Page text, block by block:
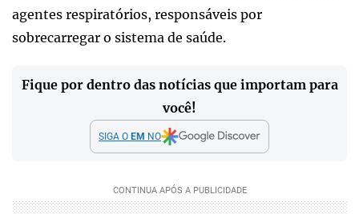
agentes respiratórios, responsáveis por
sobrecarregar o sistema de saúde.
Fique por dentro das notícias que importam para
você!
SIGA O EM NO